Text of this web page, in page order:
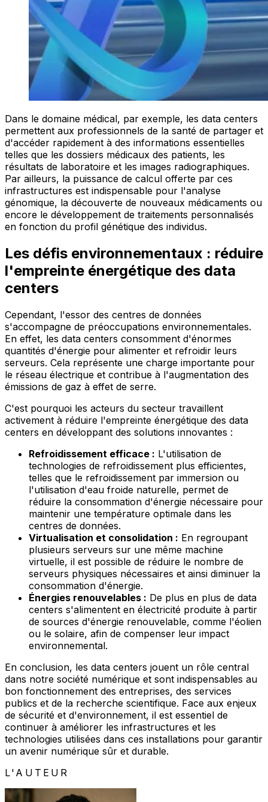
Dans le domaine médical, par exemple, les data centers
permettent aux professionnels de la santé de partager et
d'accéder rapidement à des informations essentielles
telles que les dossiers médicaux des patients, les
résultats de laboratoire et les images radiographiques.
Par ailleurs, la puissance de calcul offerte par ces
infrastructures est indispensable pour l'analyse
génomique, la découverte de nouveaux médicaments ou
encore le développement de traitements personnalisés
en fonction du profil génétique des individus.
Les défis environnementaux : réduire
l'empreinte énergétique des data
centers
Cependant, l'essor des centres de données
s'accompagne de préoccupations environnementales.
En effet, les data centers consomment d'énormes
quantités d'énergie pour alimenter et refroidir leurs
serveurs. Cela représente une charge importante pour
le réseau électrique et contribue à l'augmentation des
émissions de gaz à effet de serre.
C'est pourquoi les acteurs du secteur travaillent
activement à réduire l'empreinte énergétique des data
centers en développant des solutions innovantes :
Refroidissement efficace : L'utilisation de
technologies de refroidissement plus efficientes,
telles que le refroidissement par immersion ou
l'utilisation d'eau froide naturelle, permet de
réduire la consommation d'énergie nécessaire pour
maintenir une température optimale dans les
centres de données.
Virtualisation et consolidation : En regroupant
plusieurs serveurs sur une même machine
virtuelle, il est possible de réduire le nombre de
serveurs physiques nécessaires et ainsi diminuer la
consommation d'énergie.
Énergies renouvelables : De plus en plus de data
centers s'alimentent en électricité produite à partir
de sources d'énergie renouvelable, comme l'éolien
ou le solaire, afin de compenser leur impact
environnemental.
En conclusion, les data centers jouent un rôle central
dans notre société numérique et sont indispensables au
bon fonctionnement des entreprises, des services
publics et de la recherche scientifique. Face aux enjeux
de sécurité et d'environnement, il est essentiel de
continuer à améliorer les infrastructures et les
technologies utilisées dans ces installations pour garantir
un avenir numérique sûr et durable.
L'AUTEUR